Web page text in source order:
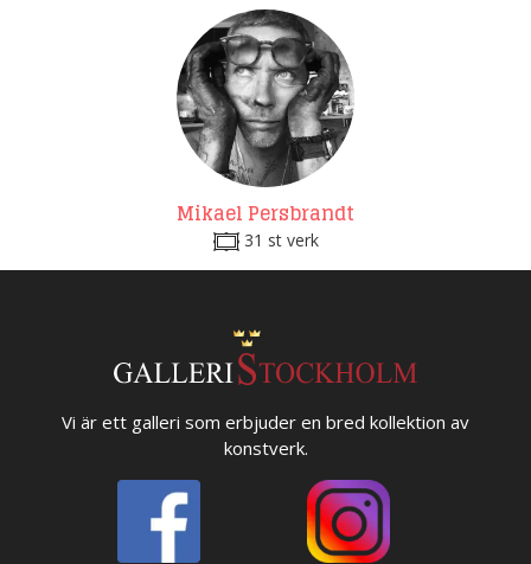
Mikael Persbrandt
31 st verk
Vi är ett galleri som erbjuder en bred kollektion av
konstverk.